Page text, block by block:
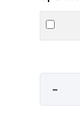
-